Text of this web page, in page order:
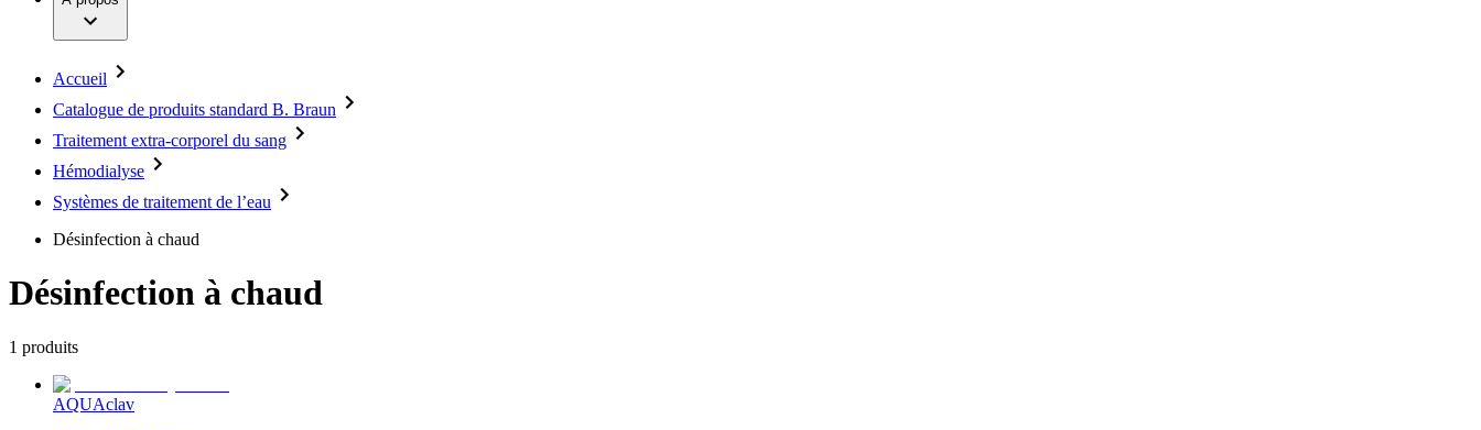
Solutions
Vos opportunités
Média
Actualités
Communiqués de presse
Publications
Contactez-nous
Nous trouver
SAP Ariba
Responsabilité
Accueil
Catalogue de produits standard B. Braun
Traitement extra-corporel du sang
Hémodialyse
Systèmes de traitement de l’eau
Désinfection à chaud
Désinfection à chaud
1 produits
AQUAclav